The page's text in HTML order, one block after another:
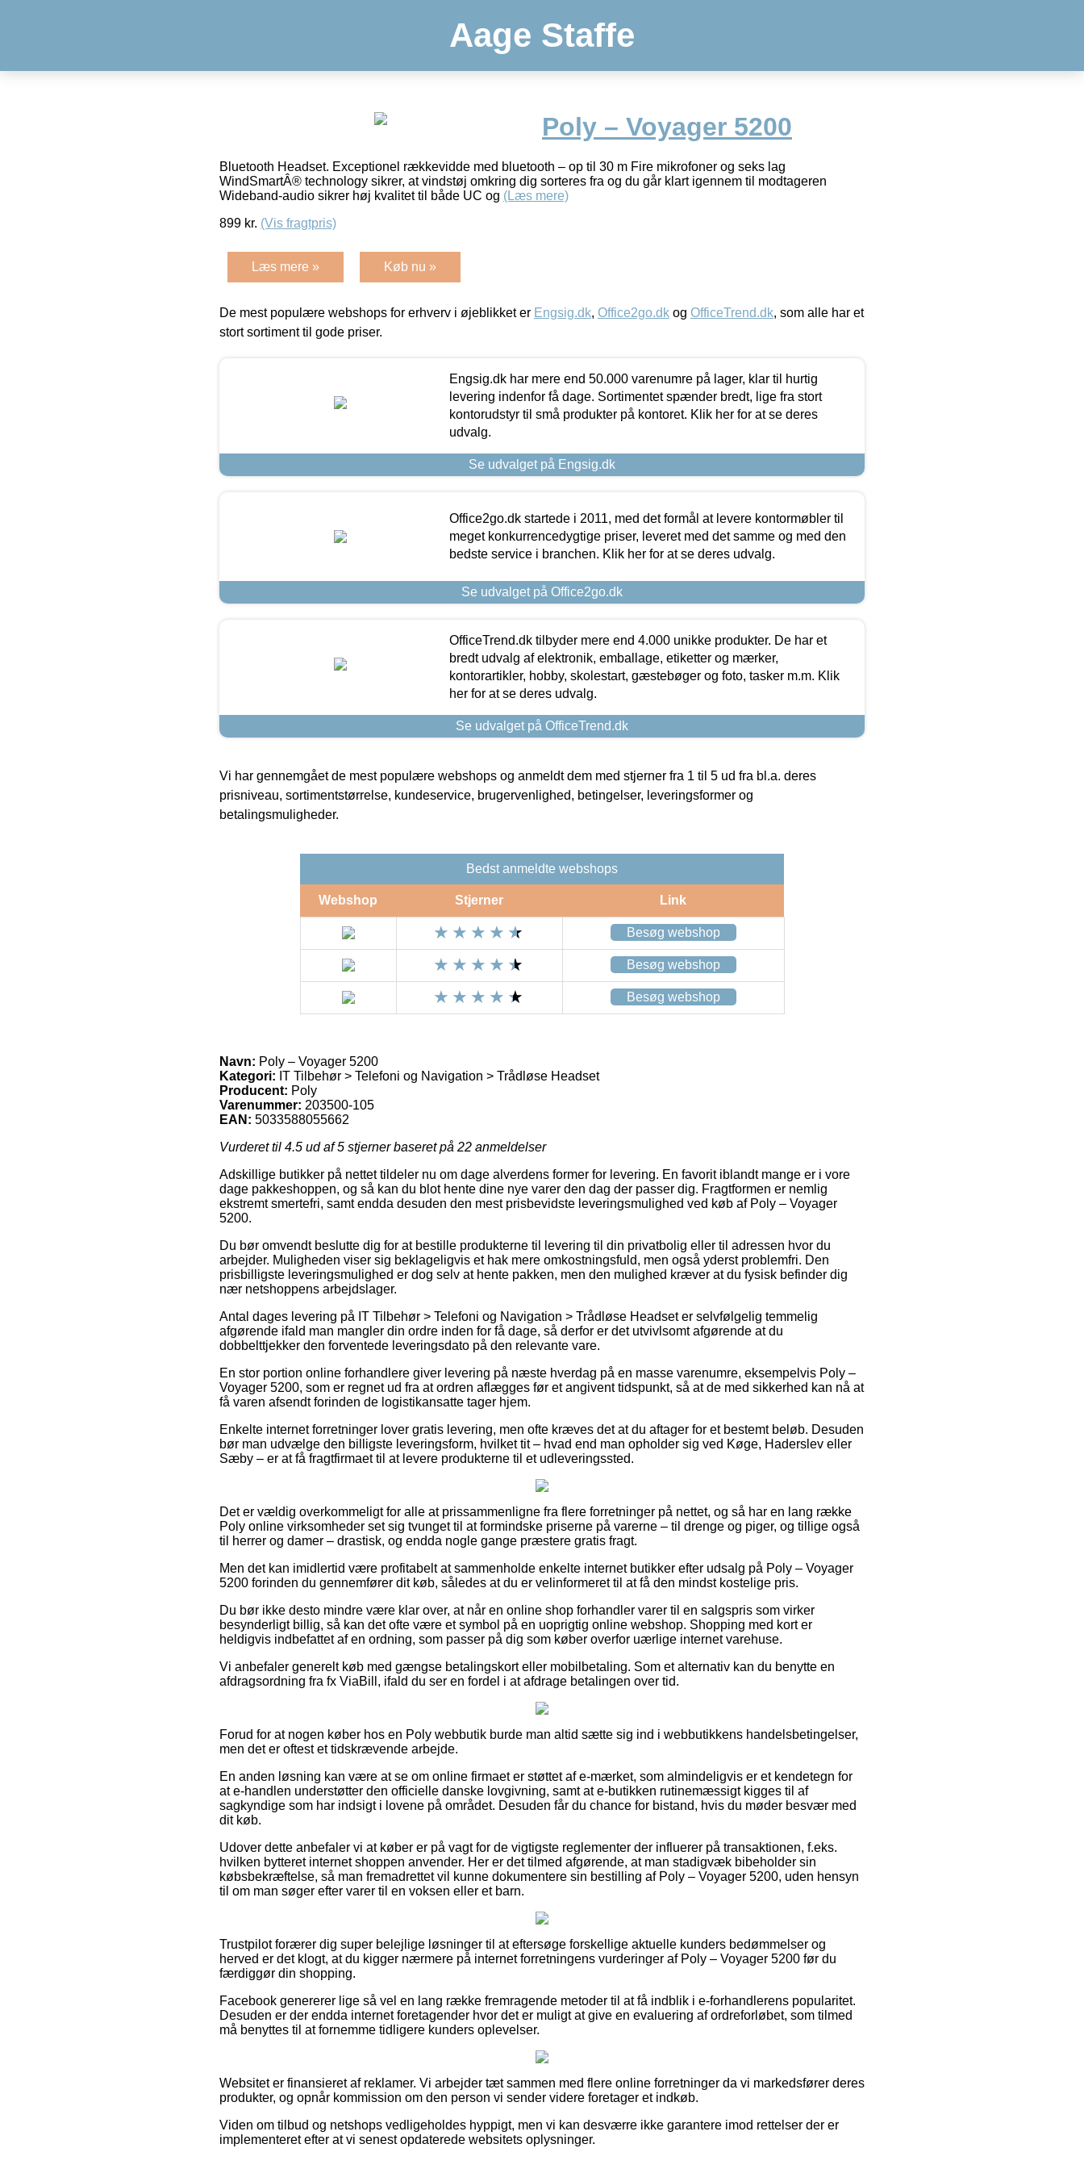
Aage Staffe
Poly – Voyager 5200
Bluetooth Headset. Exceptionel rækkevidde med bluetooth – op til 30 m Fire mikrofoner og seks lag
WindSmartÂ® technology sikrer, at vindstøj omkring dig sorteres fra og du går klart igennem til modtageren
Wideband-audio sikrer høj kvalitet til både UC og (Læs mere)
899 kr. (Vis fragtpris)
Læs mere » Køb nu »
De mest populære webshops for erhverv i øjeblikket er Engsig.dk, Office2go.dk og OfficeTrend.dk, som alle har et
stort sortiment til gode priser.
Engsig.dk har mere end 50.000 varenumre på lager, klar til hurtig
levering indenfor få dage. Sortimentet spænder bredt, lige fra stort
kontorudstyr til små produkter på kontoret. Klik her for at se deres
udvalg.
Se udvalget på Engsig.dk
Office2go.dk startede i 2011, med det formål at levere kontormøbler til
meget konkurrencedygtige priser, leveret med det samme og med den
bedste service i branchen. Klik her for at se deres udvalg.
Se udvalget på Office2go.dk
OfficeTrend.dk tilbyder mere end 4.000 unikke produkter. De har et
bredt udvalg af elektronik, emballage, etiketter og mærker,
kontorartikler, hobby, skolestart, gæstebøger og foto, tasker m.m. Klik
her for at se deres udvalg.
Se udvalget på OfficeTrend.dk
Vi har gennemgået de mest populære webshops og anmeldt dem med stjerner fra 1 til 5 ud fra bl.a. deres
prisniveau, sortimentstørrelse, kundeservice, brugervenlighed, betingelser, leveringsformer og
betalingsmuligheder.
Bedst anmeldte webshops
Webshop Stjerner Link
Besøg webshop
Besøg webshop
Besøg webshop
Navn: Poly – Voyager 5200
Kategori: IT Tilbehør > Telefoni og Navigation > Trådløse Headset
Producent: Poly
Varenummer: 203500-105
EAN: 5033588055662
Vurderet til 4.5 ud af 5 stjerner baseret på 22 anmeldelser
Adskillige butikker på nettet tildeler nu om dage alverdens former for levering. En favorit iblandt mange er i vore
dage pakkeshoppen, og så kan du blot hente dine nye varer den dag der passer dig. Fragtformen er nemlig
ekstremt smertefri, samt endda desuden den mest prisbevidste leveringsmulighed ved køb af Poly – Voyager
5200.
Du bør omvendt beslutte dig for at bestille produkterne til levering til din privatbolig eller til adressen hvor du
arbejder. Muligheden viser sig beklageligvis et hak mere omkostningsfuld, men også yderst problemfri. Den
prisbilligste leveringsmulighed er dog selv at hente pakken, men den mulighed kræver at du fysisk befinder dig
nær netshoppens arbejdslager.
Antal dages levering på IT Tilbehør > Telefoni og Navigation > Trådløse Headset er selvfølgelig temmelig
afgørende ifald man mangler din ordre inden for få dage, så derfor er det utvivlsomt afgørende at du
dobbelttjekker den forventede leveringsdato på den relevante vare.
En stor portion online forhandlere giver levering på næste hverdag på en masse varenumre, eksempelvis Poly –
Voyager 5200, som er regnet ud fra at ordren aflægges før et angivent tidspunkt, så at de med sikkerhed kan nå at
få varen afsendt forinden de logistikansatte tager hjem.
Enkelte internet forretninger lover gratis levering, men ofte kræves det at du aftager for et bestemt beløb. Desuden
bør man udvælge den billigste leveringsform, hvilket tit – hvad end man opholder sig ved Køge, Haderslev eller
Sæby – er at få fragtfirmaet til at levere produkterne til et udleveringssted.
Det er vældig overkommeligt for alle at prissammenligne fra flere forretninger på nettet, og så har en lang række
Poly online virksomheder set sig tvunget til at formindske priserne på varerne – til drenge og piger, og tillige også
til herrer og damer – drastisk, og endda nogle gange præstere gratis fragt.
Men det kan imidlertid være profitabelt at sammenholde enkelte internet butikker efter udsalg på Poly – Voyager
5200 forinden du gennemfører dit køb, således at du er velinformeret til at få den mindst kostelige pris.
Du bør ikke desto mindre være klar over, at når en online shop forhandler varer til en salgspris som virker
besynderligt billig, så kan det ofte være et symbol på en uoprigtig online webshop. Shopping med kort er
heldigvis indbefattet af en ordning, som passer på dig som køber overfor uærlige internet varehuse.
Vi anbefaler generelt køb med gængse betalingskort eller mobilbetaling. Som et alternativ kan du benytte en
afdragsordning fra fx ViaBill, ifald du ser en fordel i at afdrage betalingen over tid.
Forud for at nogen køber hos en Poly webbutik burde man altid sætte sig ind i webbutikkens handelsbetingelser,
men det er oftest et tidskrævende arbejde.
En anden løsning kan være at se om online firmaet er støttet af e-mærket, som almindeligvis er et kendetegn for
at e-handlen understøtter den officielle danske lovgivning, samt at e-butikken rutinemæssigt kigges til af
sagkyndige som har indsigt i lovene på området. Desuden får du chance for bistand, hvis du møder besvær med
dit køb.
Udover dette anbefaler vi at køber er på vagt for de vigtigste reglementer der influerer på transaktionen, f.eks.
hvilken bytteret internet shoppen anvender. Her er det tilmed afgørende, at man stadigvæk bibeholder sin
købsbekræftelse, så man fremadrettet vil kunne dokumentere sin bestilling af Poly – Voyager 5200, uden hensyn
til om man søger efter varer til en voksen eller et barn.
Trustpilot forærer dig super belejlige løsninger til at eftersøge forskellige aktuelle kunders bedømmelser og
herved er det klogt, at du kigger nærmere på internet forretningens vurderinger af Poly – Voyager 5200 før du
færdiggør din shopping.
Facebook genererer lige så vel en lang række fremragende metoder til at få indblik i e-forhandlerens popularitet.
Desuden er der endda internet foretagender hvor det er muligt at give en evaluering af ordreforløbet, som tilmed
må benyttes til at fornemme tidligere kunders oplevelser.
Websitet er finansieret af reklamer. Vi arbejder tæt sammen med flere online forretninger da vi markedsfører deres
produkter, og opnår kommission om den person vi sender videre foretager et indkøb.
Viden om tilbud og netshops vedligeholdes hyppigt, men vi kan desværre ikke garantere imod rettelser der er
implementeret efter at vi senest opdaterede websitets oplysninger.